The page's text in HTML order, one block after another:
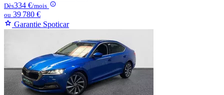
Dès334 €/mois
ou 39 780 €
Garantie Spoticar